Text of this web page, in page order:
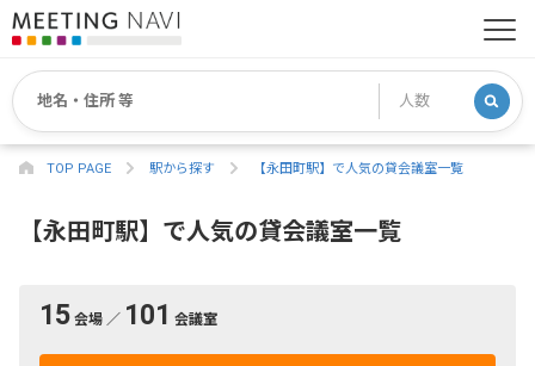
TOP PAGE 駅から探す 【永田町駅】で人気の貸会議室一覧
【永田町駅】で人気の貸会議室一覧
15 会場 ／ 101 会議室